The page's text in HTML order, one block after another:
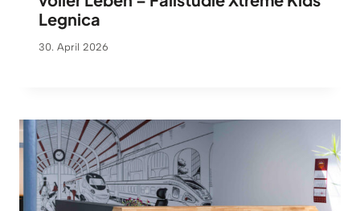
Legnica
30. April 2026